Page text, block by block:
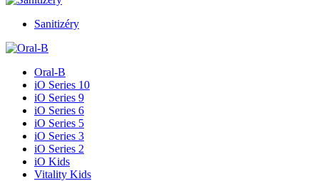
Sanitizéry
Oral-B
iO Series 10
iO Series 9
iO Series 6
iO Series 5
iO Series 3
iO Series 2
iO Kids
Vitality Kids